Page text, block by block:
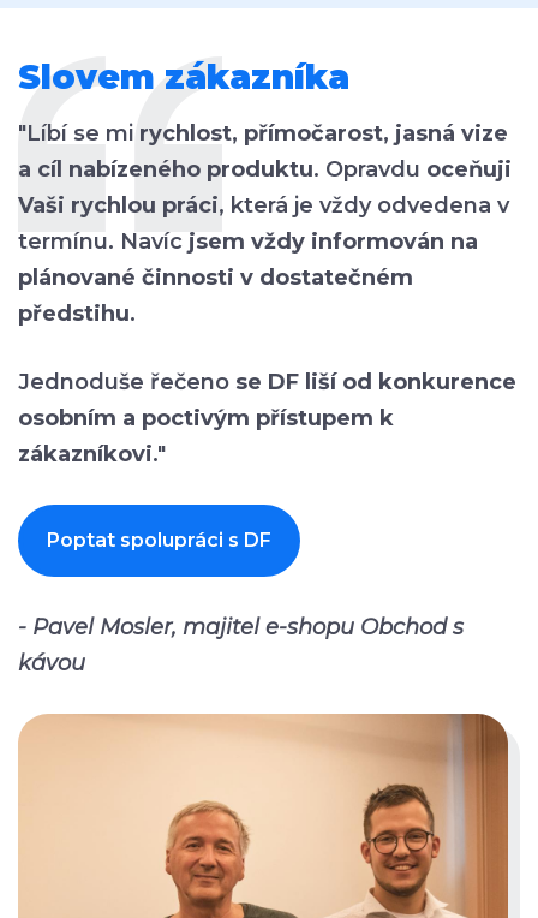
Slovem zákazníka
"Líbí se mi rychlost, přímočarost, jasná vize
a cíl nabízeného produktu. Opravdu oceňuji
Vaši rychlou práci, která je vždy odvedena v
termínu. Navíc jsem vždy informován na
plánované činnosti v dostatečném
předstihu.
Jednoduše řečeno se DF liší od konkurence
osobním a poctivým přístupem k
zákazníkovi."
Poptat spolupráci s DF
- Pavel Mosler, majitel e-shopu Obchod s
kávou